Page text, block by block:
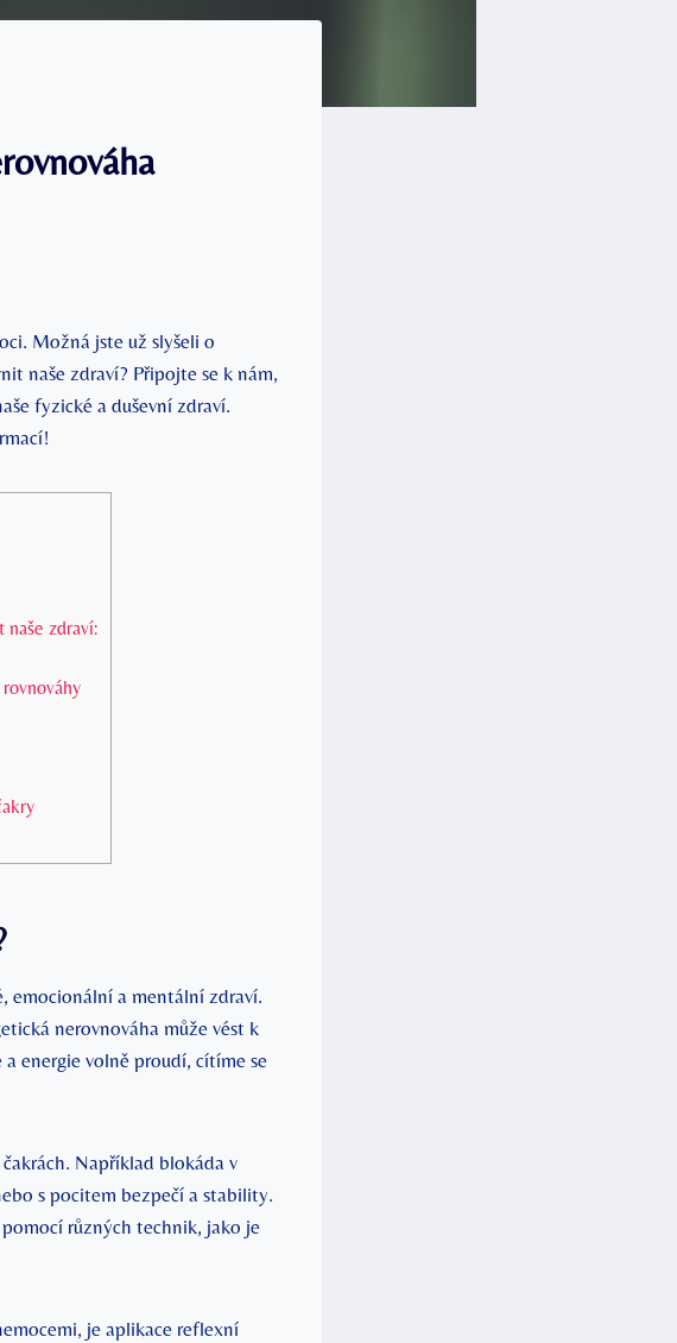
Možná jste už slyšeli o
naše zdraví? Připojte se k nám,
fyzické a duševní zdraví.
naše zdraví:
emocionální a mentální zdraví.
nerovnováha může vést k
energie volně proudí, cítíme se
Například blokáda v
s pocitem bezpečí a stability.
různých technik, jako je
je aplikace reflexní